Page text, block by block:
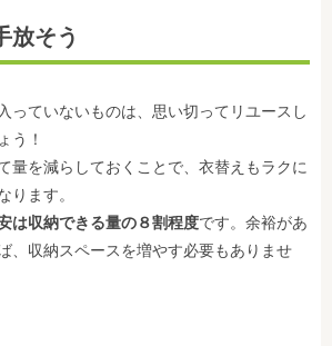
放そう
っていないものは、思い切ってリユースし
う！
量を減らしておくことで、衣替えもラクに
ります。
は収納できる量の８割程度です。余裕があ
、収納スペースを増やす必要もありませ